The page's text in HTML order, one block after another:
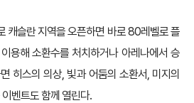
캐슬란 지역을 오픈하면 바로 80레벨로 플
이용해 소환수를 처치하거나 아레나에서 승
히스의 의상, 빛과 어둠의 소환서, 미지의
벤트도 함께 열린다.